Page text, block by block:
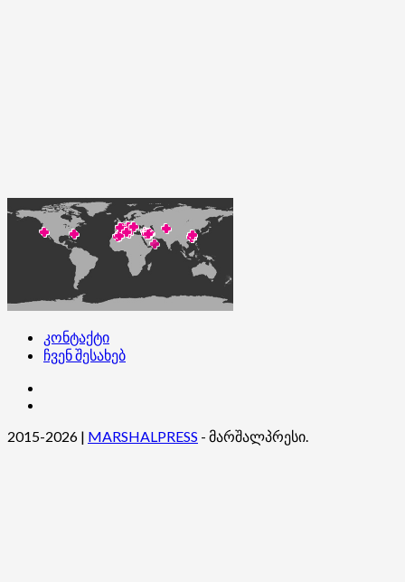
კონტაქტი
ჩვენ შესახებ
2015-2026 | MARSHALPRESS - მარშალპრესი.